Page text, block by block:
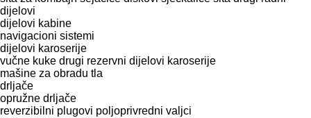
dijelovi
dijelovi kabine
navigacioni sistemi
dijelovi karoserije
vučne kuke drugi rezervni dijelovi karoserije
mašine za obradu tla
drljače
opružne drljače
reverzibilni plugovi poljoprivredni valjci